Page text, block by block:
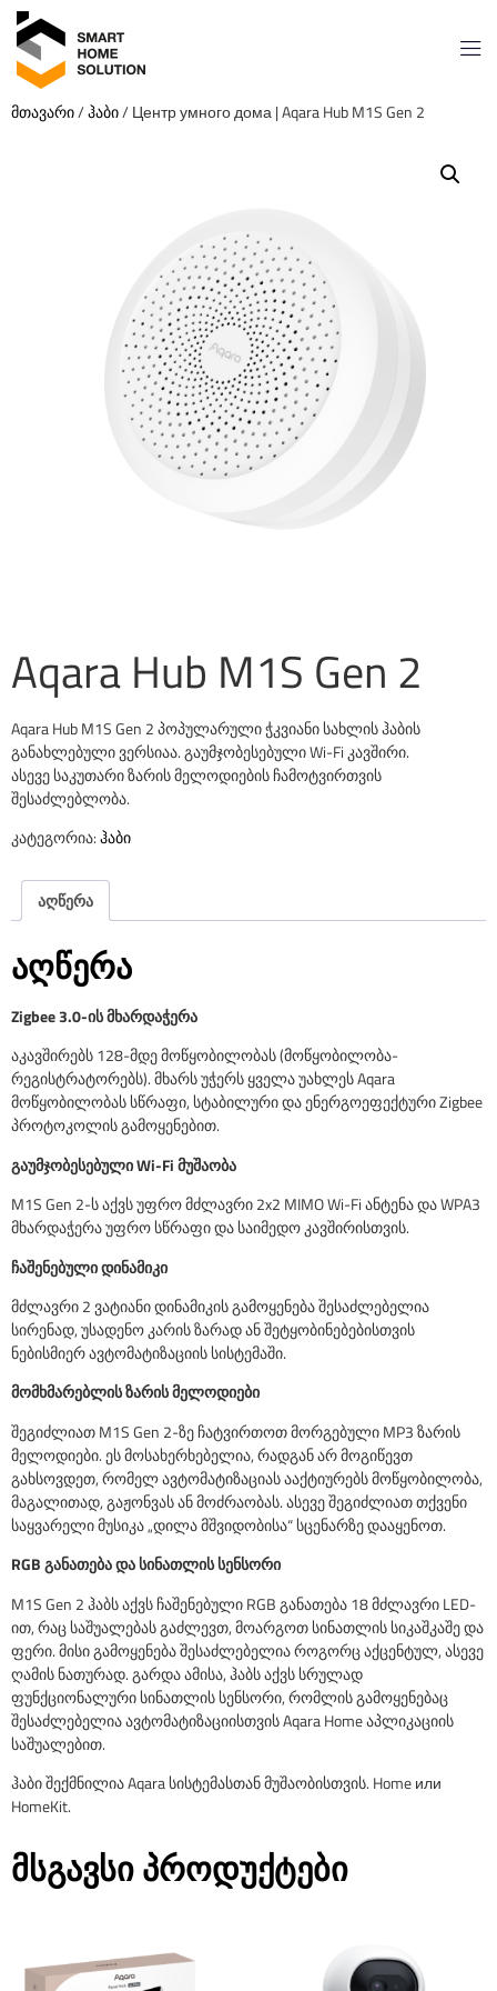
მთავარი/ჰაბი/ Центр умного дома | Aqara Hub M1S Gen 2
Aqara Hub M1S Gen 2
Aqara Hub M1S Gen 2 პოპულარული ჭკვიანი სახლის ჰაბის
განახლებული ვერსიაა. გაუმჯობესებული Wi-Fi კავშირი.
ასევე საკუთარი ზარის მელოდიების ჩამოტვირთვის
შესაძლებლობა.
კატეგორია:ჰაბი
აღწერა
აღწერა
Zigbee 3.0-ის მხარდაჭერა
აკავშირებს 128-მდე მოწყობილობას (მოწყობილობა-
რეგისტრატორებს). მხარს უჭერს ყველა უახლეს Aqara
მოწყობილობას სწრაფი, სტაბილური და ენერგოეფექტური Zigbee
პროტოკოლის გამოყენებით.
გაუმჯობესებული Wi-Fi მუშაობა
M1S Gen 2-ს აქვს უფრო მძლავრი 2x2 MIMO Wi-Fi ანტენა და WPA3
მხარდაჭერა უფრო სწრაფი და საიმედო კავშირისთვის.
ჩაშენებული დინამიკი
მძლავრი 2 ვატიანი დინამიკის გამოყენება შესაძლებელია
სირენად, უსადენო კარის ზარად ან შეტყობინებებისთვის
ნებისმიერ ავტომატიზაციის სისტემაში.
მომხმარებლის ზარის მელოდიები
შეგიძლიათ M1S Gen 2-ზე ჩატვირთოთ მორგებული MP3 ზარის
მელოდიები. ეს მოსახერხებელია, რადგან არ მოგიწევთ
გახსოვდეთ, რომელ ავტომატიზაციას ააქტიურებს მოწყობილობა,
მაგალითად, გაჟონვას ან მოძრაობას. ასევე შეგიძლიათ თქვენი
საყვარელი მუსიკა „დილა მშვიდობისა“ სცენარზე დააყენოთ.
RGB განათება და სინათლის სენსორი
M1S Gen 2 ჰაბს აქვს ჩაშენებული RGB განათება 18 მძლავრი LED-
ით, რაც საშუალებას გაძლევთ, მოარგოთ სინათლის სიკაშკაშე და
ფერი. მისი გამოყენება შესაძლებელია როგორც აქცენტულ, ასევე
ღამის ნათურად. გარდა ამისა, ჰაბს აქვს სრულად
ფუნქციონალური სინათლის სენსორი, რომლის გამოყენებაც
შესაძლებელია ავტომატიზაციისთვის Aqara Home აპლიკაციის
საშუალებით.
ჰაბი შექმნილია Aqara სისტემასთან მუშაობისთვის. Home или
HomeKit.
მსგავსი პროდუქტები